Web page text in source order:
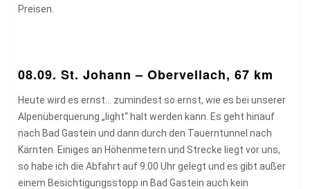
Preisen.
08.09. St. Johann – Obervellach, 67 km
Heute wird es ernst… zumindest so ernst, wie es bei unserer
Alpenüberquerung „light“ halt werden kann. Es geht hinauf
nach Bad Gastein und dann durch den Tauerntunnel nach
Kärnten. Einiges an Höhenmetern und Strecke liegt vor uns,
so habe ich die Abfahrt auf 9:00 Uhr gelegt und es gibt außer
einem Besichtigungsstopp in Bad Gastein auch kein